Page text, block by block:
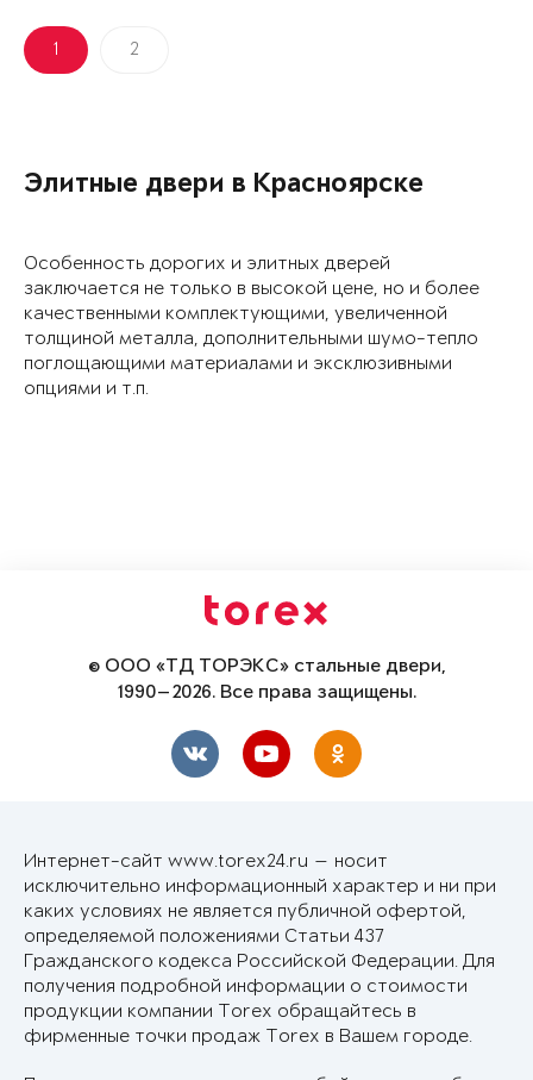
1 2
Элитные двери в Красноярске
Особенность дорогих и элитных дверей
заключается не только в высокой цене, но и более
качественными комплектующими, увеличенной
толщиной металла, дополнительными шумо-тепло
поглощающими материалами и эксклюзивными
опциями и т.п.
© ООО «ТД ТОРЭКС» стальные двери,
1990—2026. Все права защищены.
Интернет-сайт www.torex24.ru — носит
исключительно информационный характер и ни при
каких условиях не является публичной офертой,
определяемой положениями Статьи 437
Гражданского кодекса Российской Федерации. Для
получения подробной информации о стоимости
продукции компании Torex обращайтесь в
фирменные точки продаж Torex в Вашем городе.